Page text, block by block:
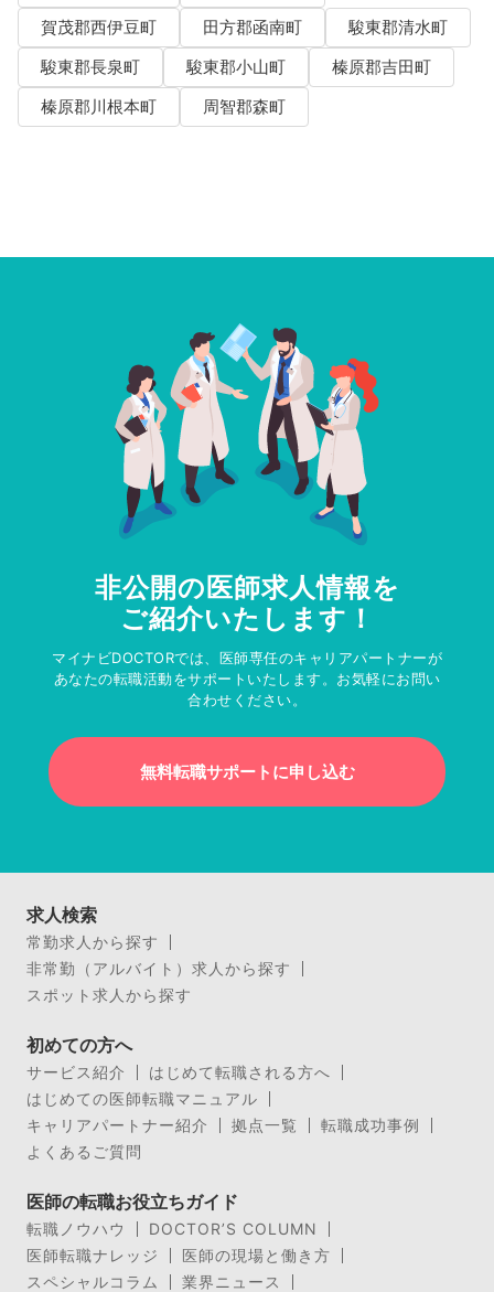
賀茂郡西伊豆町
田方郡函南町
駿東郡清水町
駿東郡長泉町
駿東郡小山町
榛原郡吉田町
榛原郡川根本町
周智郡森町
非公開の医師求人情報を
ご紹介いたします！
マイナビDOCTORでは、医師専任のキャリアパートナーが
あなたの転職活動をサポートいたします。お気軽にお問い
合わせください。
無料転職サポートに申し込む
求人検索
常勤求人から探す
非常勤（アルバイト）求人から探す
スポット求人から探す
初めての方へ
サービス紹介
はじめて転職される方へ
はじめての医師転職マニュアル
キャリアパートナー紹介
拠点一覧
転職成功事例
よくあるご質問
医師の転職お役立ちガイド
転職ノウハウ
DOCTOR’S COLUMN
医師転職ナレッジ
医師の現場と働き方
スペシャルコラム
業界ニュース